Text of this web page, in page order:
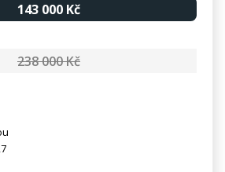
143 000 Kč
238 000 Kč